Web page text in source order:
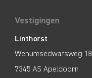
Vestigingen
Linthorst
Wenumsedwarsweg 18
7345 AS Apeldoorn